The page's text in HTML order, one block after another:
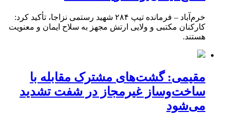
خرم‌آباد – فرمانده تیپ ۲۸۴ شهید رستمی نزاجا، تأکید کرد:
کارکنان مکتبی و ولایی ارتش مجهز به سلاح ایمان و معنویت
هستند.
مقیمی: گشت‌های مشترک مقابله با
ساخت‌وساز غیرمجاز در شفت تشدید
می‌شود